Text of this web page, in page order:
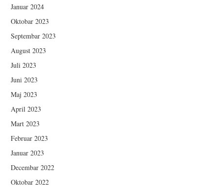
Januar 2024
Oktobar 2023
Septembar 2023
August 2023
Juli 2023
Juni 2023
Maj 2023
April 2023
Mart 2023
Februar 2023
Januar 2023
Decembar 2022
Oktobar 2022